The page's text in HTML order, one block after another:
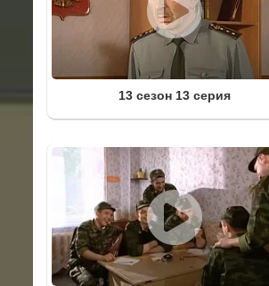
13 сезон 13 серия